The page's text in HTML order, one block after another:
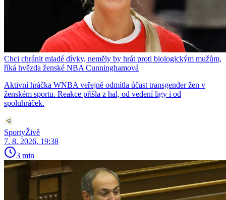
Chci chránit mladé dívky, neměly by hrát proti biologickým mužům,
říká hvězda ženské NBA Cunninghamová
Aktivní hráčka WNBA veřejně odmítla účast transgender žen v
ženském sportu. Reakce přišla z hal, od vedení ligy i od
spoluhráček.
SportyŽivě
7. 8. 2026, 19:38
3 min